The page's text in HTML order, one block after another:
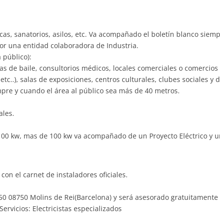
sanatorios, asilos, etc. Va acompañado el boletín blanco
una entidad colaboradora de Industria.
público):
de baile, consultorios médicos, locales comerciales o
salas de exposiciones, centros culturales, clubes sociales y
y cuando el área al público sea más de 40 metros.
kw, mas de 100 kw va acompañado de un Proyecto Eléctrico y
el carnet de instaladores oficiales.
08750 Molins de Rei(Barcelona) y será asesorado
Electricistas especializados